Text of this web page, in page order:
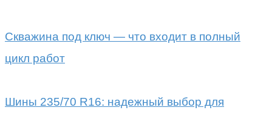
Скважина под ключ — что входит в полный
цикл работ
Шины 235/70 R16: надежный выбор для